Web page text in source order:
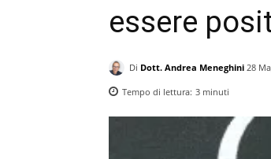
essere
Di Dott. Andrea Meneghini 28
Tempo di lettura: 3 minuti